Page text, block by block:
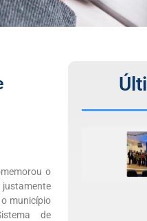
o
justamente
município
de